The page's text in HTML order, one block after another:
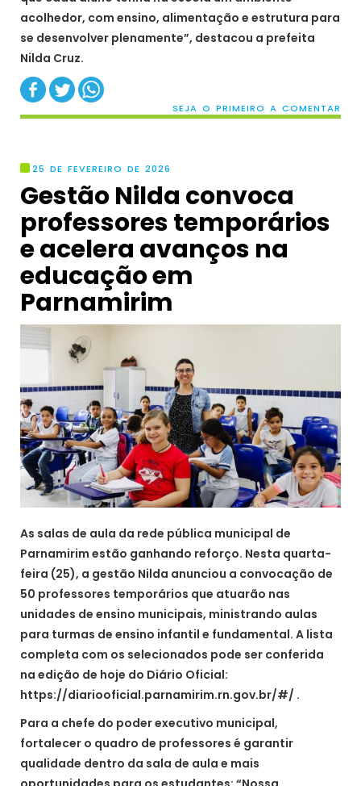
acolhedor, com ensino, alimentação e estrutura para
se desenvolver plenamente”, destacou a prefeita
Nilda Cruz.
SEJA O PRIMEIRO A COMENTAR
25 DE FEVEREIRO DE 2026
Gestão Nilda convoca
professores temporários
e acelera avanços na
educação em
Parnamirim
As salas de aula da rede pública municipal de
Parnamirim estão ganhando reforço. Nesta quarta-
feira (25), a gestão Nilda anunciou a convocação de
50 professores temporários que atuarão nas
unidades de ensino municipais, ministrando aulas
para turmas de ensino infantil e fundamental. A lista
completa com os selecionados pode ser conferida
na edição de hoje do Diário Oficial:
https://diariooficial.parnamirim.rn.gov.br/#/ .
Para a chefe do poder executivo municipal,
fortalecer o quadro de professores é garantir
qualidade dentro da sala de aula e mais